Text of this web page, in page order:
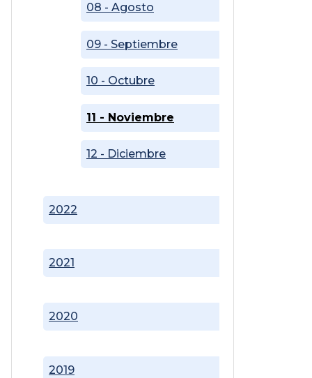
2019
2020
2021
2022
08 - Agosto
09 - Septiembre
10 - Octubre
11 - Noviembre
12 - Diciembre